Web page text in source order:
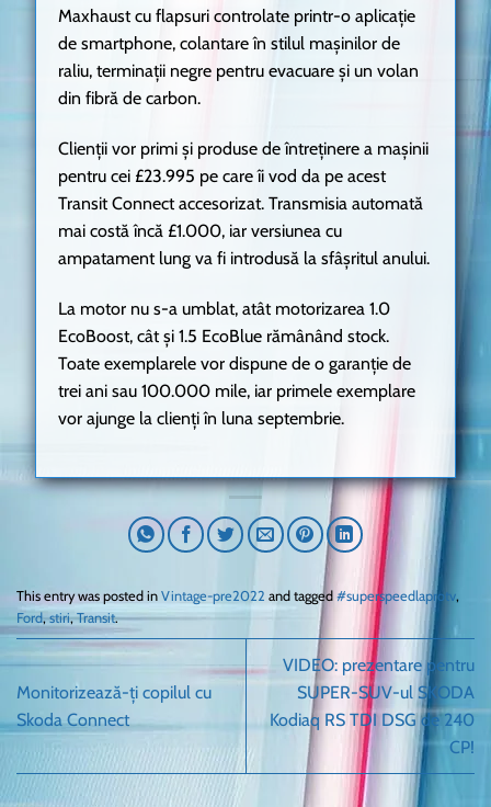
Maxhaust cu flapsuri controlate printr-o aplicație
de smartphone, colantare în stilul mașinilor de
raliu, terminații negre pentru evacuare și un volan
din fibră de carbon.
Clienții vor primi și produse de întreținere a mașinii
pentru cei £23.995 pe care îi vod da pe acest
Transit Connect accesorizat. Transmisia automată
mai costă încă £1.000, iar versiunea cu
ampatament lung va fi introdusă la sfâșritul anului.
La motor nu s-a umblat, atât motorizarea 1.0
EcoBoost, cât și 1.5 EcoBlue rămânând stock.
Toate exemplarele vor dispune de o garanție de
trei ani sau 100.000 mile, iar primele exemplare
vor ajunge la clienți în luna septembrie.
This entry was posted in Vintage-pre2022 and tagged #superspeedlaprotv,
Ford,stiri,Transit.
Monitorizează-ți copilul cu
Skoda Connect
VIDEO: prezentare pentru
SUPER-SUV-ul SKODA
Kodiaq RS TDI DSG de 240
CP!